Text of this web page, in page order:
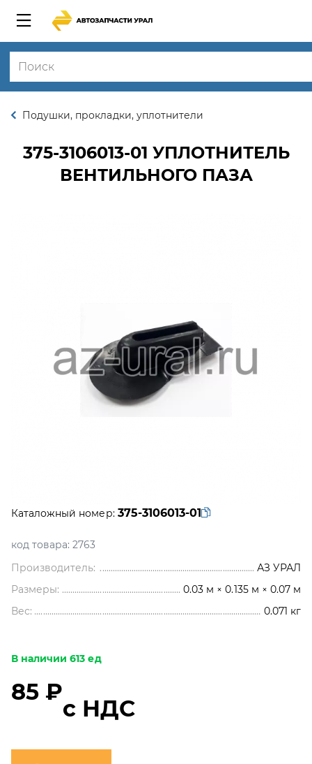
Подушки, прокладки, уплотнители
375-3106013-01 УПЛОТНИТЕЛЬ
ВЕНТИЛЬНОГО ПАЗА
Каталожный номер: 375-3106013-01
код товара: 2763
Производитель:
АЗ УРАЛ
Размеры:
0.03 м × 0.135 м × 0.07 м
Вес:
0.071 кг
В наличии 613 ед
85 ₽
с НДС